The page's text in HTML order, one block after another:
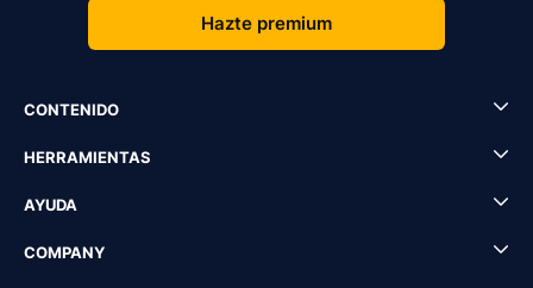
Hazte premium
CONTENIDO
HERRAMIENTAS
AYUDA
COMPANY